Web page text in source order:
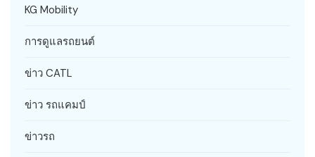
KG Mobility
การดูแลรถยนต์
ข่าว CATL
ข่าว รถแคมป์
ข่าวรถ